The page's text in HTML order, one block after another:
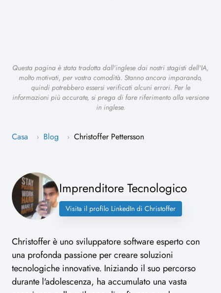
Questa pagina è stata tradotta dall'inglese dai nostri stagisti dell'IA,
molto motivati, per vostra comodità. Stanno ancora imparando,
quindi potrebbero essersi verificati alcuni errori. Per le
informazioni più accurate, si prega di fare riferimento alla versione
in inglese.
Casa › Blog › Christoffer Pettersson
Imprenditore Tecnologico
Visita il profilo LinkedIn di Christoffer
Christoffer è uno sviluppatore software esperto con
una profonda passione per creare soluzioni
tecnologiche innovative. Iniziando il suo percorso
durante l'adolescenza, ha accumulato una vasta